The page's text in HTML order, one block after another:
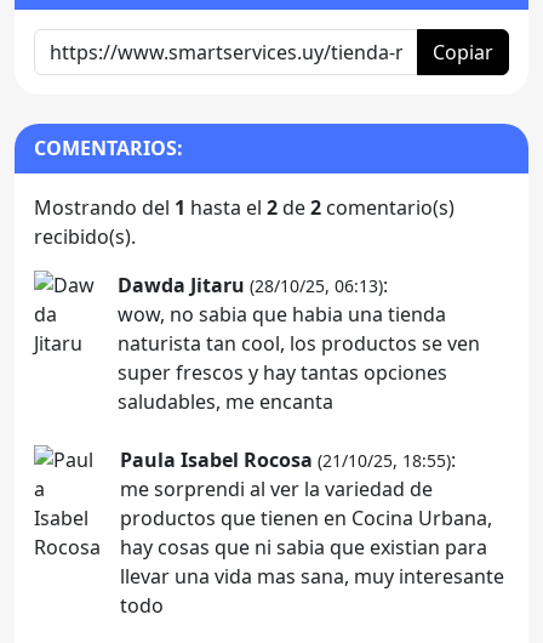
Copiar
COMENTARIOS:
Mostrando del 1 hasta el 2de2 comentario(s)
recibido(s).
Dawda Jitaru (28/10/25, 06:13):
wow, no sabia que habia una tienda
naturista tan cool, los productos se ven
super frescos y hay tantas opciones
saludables, me encanta
Paula Isabel Rocosa (21/10/25, 18:55):
me sorprendi al ver la variedad de
productos que tienen en Cocina Urbana,
hay cosas que ni sabia que existian para
llevar una vida mas sana, muy interesante
todo